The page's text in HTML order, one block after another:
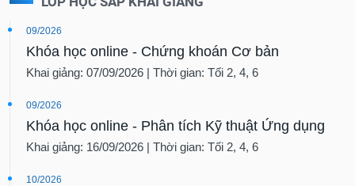
09/2026
Khóa học online - Chứng khoán Cơ bản
Khai giảng: 07/09/2026 | Thời gian: Tối 2, 4, 6
09/2026
Khóa học online - Phân tích Kỹ thuật Ứng dụng
Khai giảng: 16/09/2026 | Thời gian: Tối 2, 4, 6
10/2026